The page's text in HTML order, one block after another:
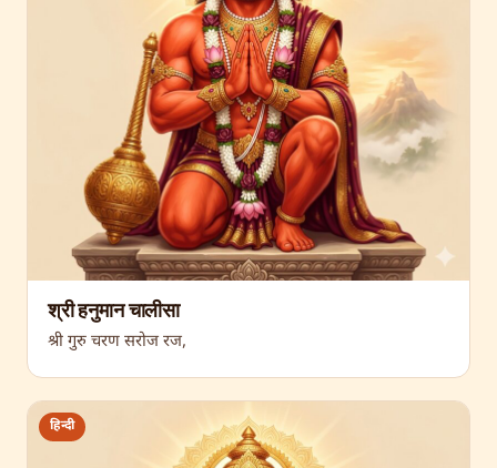
श्री हनुमान चालीसा
श्री गुरु चरण सरोज रज,
हिन्दी